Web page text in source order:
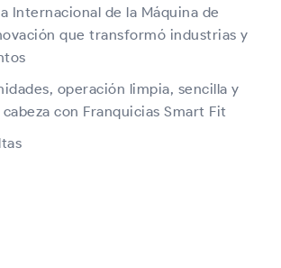
Internacional de la Máquina de
que transformó industrias y
operación limpia, sencilla y
con Franquicias Smart Fit